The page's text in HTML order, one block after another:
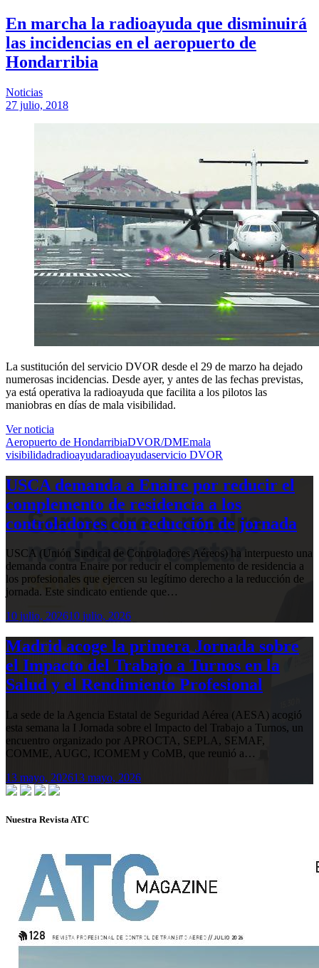
En marcha la radioayuda que disminuirá
las incidencias en el aeropuerto de
Hondarribia
Noticias
27 julio, 2018
La sustitución del servicio DVOR desde el 29 de marzo ha dejado
numerosas incidencias. Desde ayer, y antes de las fechas previstas,
ya está operativa la radioayuda que facilita a los pilotos las
maniobras en días de mala visibilidad.
Ver noticia
Aeropuerto de HondarribiaDVOR/DMEmala
visibilidadradioayudaradioayudaservicio DVOR
USCA demanda a Enaire por reducir el
complemento de residencia a los
controladores con reducción de jornada
USCA (Unión Sindical de Controladores Aéreos) ha interpuesto una
demanda contra Enaire por reducir el complemento de residencia a
los profesionales que ejercen su legítimo derecho a la reducción de
jornada. Este sindicato entiende que…
10 julio, 202610 julio, 2026
Madrid acoge la primera Jornada sobre
el Impacto del Trabajo a Turnos en la
Salud y el Rendimiento Profesional
La sede de la Agencia Estatal de Seguridad Aérea (AESA) acogió
esta semana la I Jornada sobre el Impacto del Trabajo a Turnos, un
encuentro organizado por APROCTA, SEPLA, SEMAF,
COMME, AUGC, ICOMEM y CoMB, que reunió a…
13 mayo, 202613 mayo, 2026
Nuestra Revista ATC